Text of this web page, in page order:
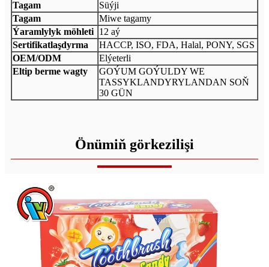
Tagam
Süýji
Tagam
Miwe tagamy
Ýaramlylyk möhleti 12 aý
Sertifikatlaşdyrma
HACCP, ISO, FDA, Halal, PONY, SGS
OEM/ODM
Elýeterli
Eltip berme wagty
GOÝUM GOÝULDY WE
TASSYKLANDYRYLANDAN SOŇ
30 GÜN
Önümiň görkezilişi